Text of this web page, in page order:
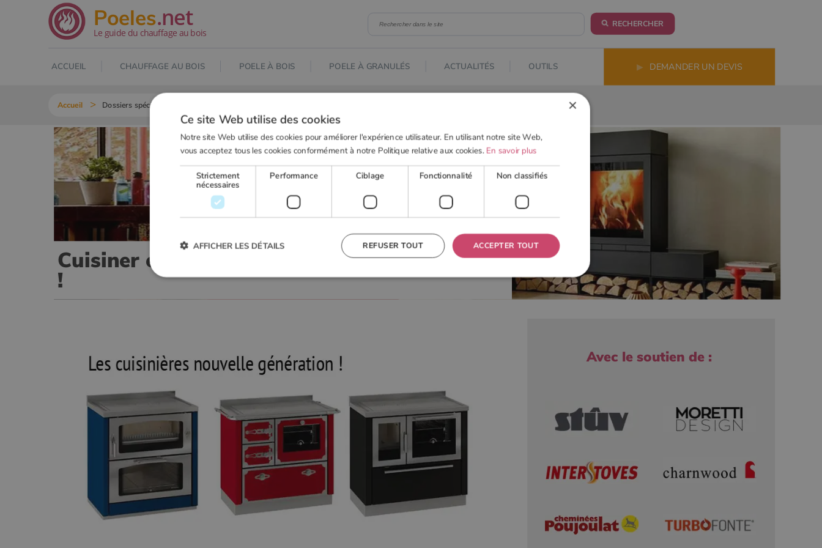
Poeles.net
Le guide du chauffage au bois
RECHERCHER
ACCUEIL CHAUFFAGE AU BOIS POELE À BOIS POELE À GRANULÉS ACTUALITÉS OUTILS ▶ DEMANDER UN DEVIS
Accueil Dossiers spéciaux
Cuisiner et se chauffer au bois c’est possible
!
Avec le soutien de :
×
Ce site Web utilise des cookies
Notre site Web utilise des cookies pour améliorer l'expérience utilisateur. En utilisant notre site Web,
vous acceptez tous les cookies conformément à notre Politique relative aux cookies.En savoir plus
Strictement
nécessaires
Performance Ciblage Fonctionnalité Non classifiés
ACCEPTER TOUT
REFUSER TOUT
AFFICHER LES DÉTAILS
Strictement nécessaires Performance Ciblage
VISITOR_PRIVACY_METADATA
YouTube
.youtube.com
et paramètres de confidentialité, en veillant à ce que
leurs préférences soient honorées lors des prochaines
CookieScriptConsent
CookieScript
www.poelesabois.com
Ce cookie est utilisé par le service Cookie-Script.com
pour mémoriser les préférences de consentement des
visiteurs en matière de cookies. Il est nécessaire que la
bannière de cookies Cookie-Script.com fonctionne
correctement.
PHP.net
Cookie généré par des applications basées sur le
s'agit normalement d'un nombre généré de manière
aléatoire, la façon dont il est utilisé peut être spécifique
au site, mais un bon exemple est le maintien d'un statut
Google Privacy Policy